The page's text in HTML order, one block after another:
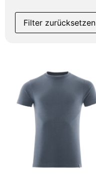
Filter zurücksetzen